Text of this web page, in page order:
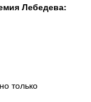
Лебедева:
только